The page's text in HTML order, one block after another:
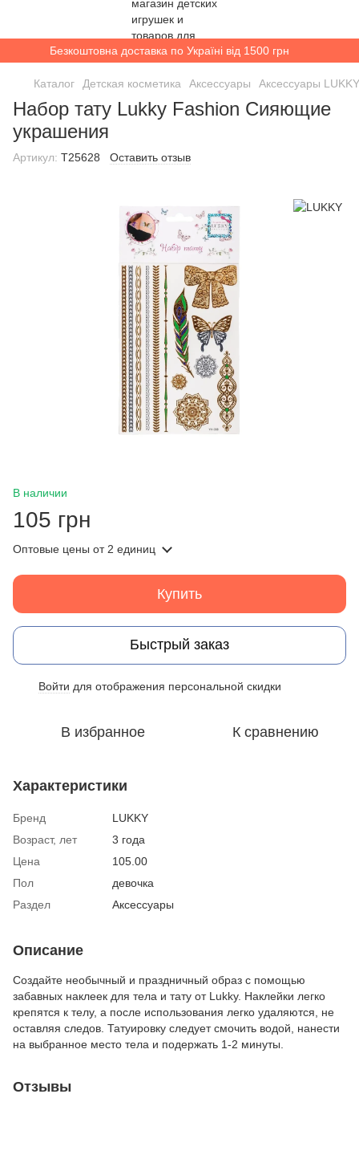
Безкоштовна доставка по Україні від 1500 грн
Каталог Детская косметика Аксессуары Аксессуары LUKKY
Набор тату Lukky Fashion Сияющие
украшения
Артикул: T25628 Оставить отзыв
В наличии
105 грн
Оптовые цены от 2 единиц
Купить
Быстрый заказ
Войти для отображения персональной скидки
В избранное К сравнению
Характеристики
Бренд
LUKKY
Возраст, лет
3 года
Цена
105.00
Пол
девочка
Раздел
Аксессуары
Описание
Создайте необычный и праздничный образ с помощью
забавных наклеек для тела и тату от Lukky. Наклейки легко
крепятся к телу, а после использования легко удаляются, не
оставляя следов. Татуировку следует смочить водой, нанести
на выбранное место тела и подержать 1-2 минуты.
Отзывы